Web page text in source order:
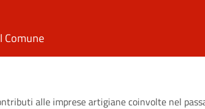
Comune
alle imprese artigiane coinvolte nel